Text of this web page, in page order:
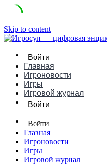
Skip to content
Войти
Главная
Игроновости
Игры
Игровой журнал
Войти
Войти
Главная
Игроновости
Игры
Игровой журнал